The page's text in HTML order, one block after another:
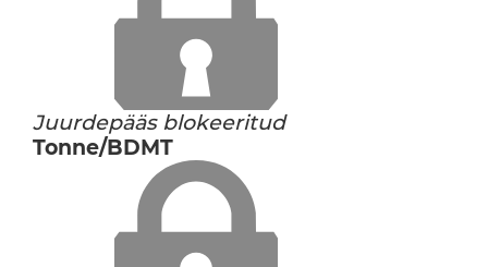
Juurdepääs blokeeritud
Tonne/BDMT